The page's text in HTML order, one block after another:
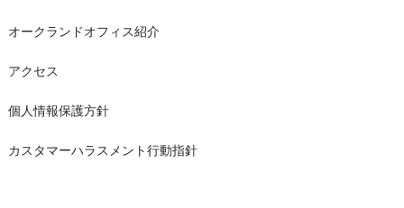
オークランドオフィス紹介
アクセス
個人情報保護方針
カスタマーハラスメント行動指針